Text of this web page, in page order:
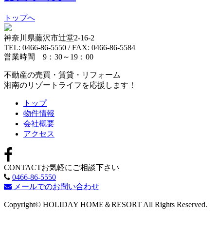
トップへ
神奈川県藤沢市辻堂2-16-2
TEL: 0466-86-5550 / FAX: 0466-86-5584
営業時間 9：30～19：00
不動産の売買・賃貸・リフォーム
湘南のリゾートライフを応援します！
トップ
物件情報
会社概要
アクセス
CONTACTお気軽にご相談下さい
0466-86-5550
メールでのお問い合わせ
Copyright© HOLIDAY HOME＆RESORT All Rights Reserved.